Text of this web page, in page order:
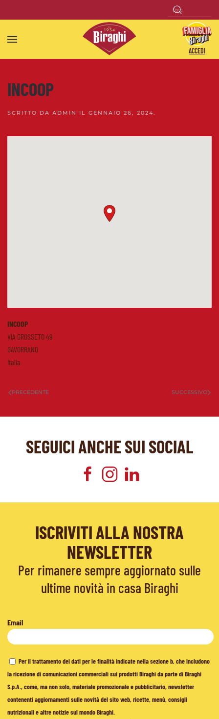
Skip to main content
ACCEDI
INCOOP
SCRITTO DA ADMIN IL GENNAIO 26, 2024.
INCOOP
VIA GROSSETO 49
GAVORRANO
Italia
PRECEDENTE SUCCESSIVO
SEGUICI ANCHE SUI SOCIAL
ISCRIVITI ALLA NOSTRA
NEWSLETTER
Per rimanere sempre aggiornato sulle
ultime novità in casa Biraghi
Email
Per il trattamento dei dati per le finalità indicate nella sezione b, che includono
la ricezione di comunicazioni commerciali sui prodotti Biraghi da parte di Biraghi
S.p.A., come, ma non solo, materiale promozionale e pubblicitario, newsletter
contenenti aggiornamenti sulle novità del sito web, ricette, menù, consigli
nutrizionali e altre notizie sul mondo Biraghi.